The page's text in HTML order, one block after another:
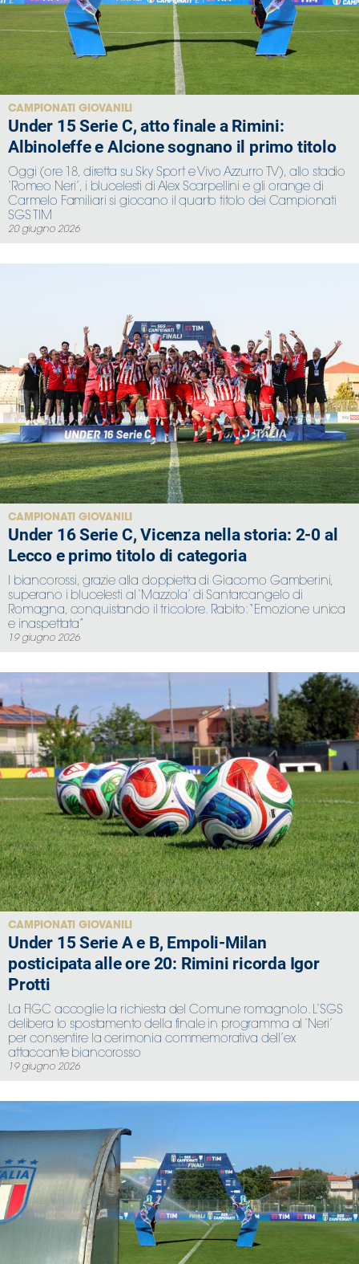
CAMPIONATI GIOVANILI
Under 15 Serie C, atto finale a Rimini:
Albinoleffe e Alcione sognano il primo titolo
Oggi (ore 18, diretta su Sky Sport e Vivo Azzurro TV), allo stadio
‘Romeo Neri’, i blucelesti di Alex Scarpellini e gli orange di
Carmelo Familiari si giocano il quarto titolo dei Campionati
SGS TIM
20 giugno 2026
CAMPIONATI GIOVANILI
Under 16 Serie C, Vicenza nella storia: 2-0 al
Lecco e primo titolo di categoria
I biancorossi, grazie alla doppietta di Giacomo Gamberini,
superano i blucelesti al ‘Mazzola’ di Santarcangelo di
Romagna, conquistando il tricolore. Rabito: “Emozione unica
e inaspettata”
19 giugno 2026
CAMPIONATI GIOVANILI
Under 15 Serie A e B, Empoli-Milan
posticipata alle ore 20: Rimini ricorda Igor
Protti
La FIGC accoglie la richiesta del Comune romagnolo. L’SGS
delibera lo spostamento della finale in programma al ‘Neri’
per consentire la cerimonia commemorativa dell’ex
attaccante biancorosso
19 giugno 2026